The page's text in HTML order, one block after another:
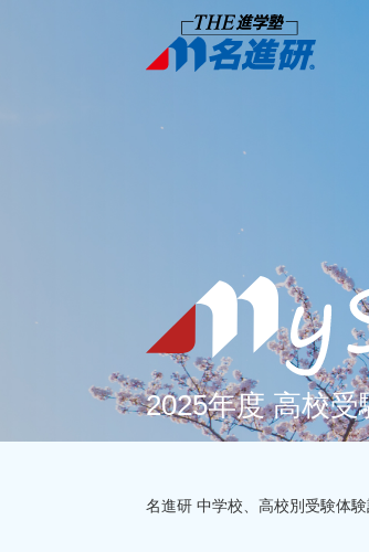
2025年度 高校
名進研 中学校、高校別受験体